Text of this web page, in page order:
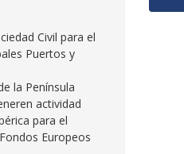
Civil para el
Puertos y
la Península
actividad
para el
Europeos